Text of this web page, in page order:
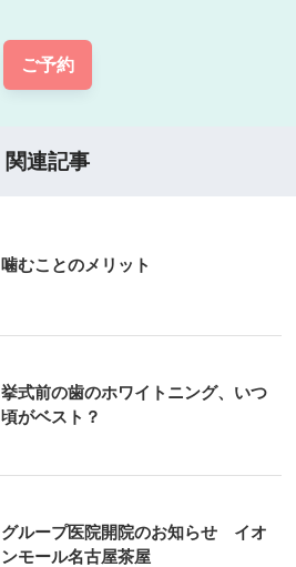
ご予約
関連記事
噛むことのメリット
挙式前の歯のホワイトニング、いつ
頃がベスト？
グループ医院開院のお知らせ イオ
ンモール名古屋茶屋